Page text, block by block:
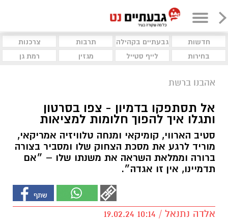
חדשות גבעתיים בקהילה תרבות
צרכנות
בחירות
לייף סטייל מגזין רמת גן
אהבנו ברשת
אל תסתפקו בדמיון - צפו בסרטון
ותגלו איך להפוך חלומות למציאות
סטיב הארווי, קומיקאי ומנחה טלוויזיה אמריקאי,
מוריד לרגע את מסכת הצחוק שלו ומסביר בצורה
ברורה וממלאת השראה את משנתו שלו – ״אם
תדמיינו, אין זו אגדה״.
אלדה נתנאל / 10:14 19.02.24